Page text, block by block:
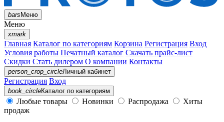
barsМеню
Меню
xmark
Главная Каталог по категориям Корзина Регистрация Вход
Условия работы Печатный каталог Скачать прайс-лист
Скидки Стать дилером О компании Контакты
person_crop_circleЛичный кабинет
Регистрация Вход
book_circleКаталог по категориям
Любые товары Новинки Распродажа
Хиты
продаж